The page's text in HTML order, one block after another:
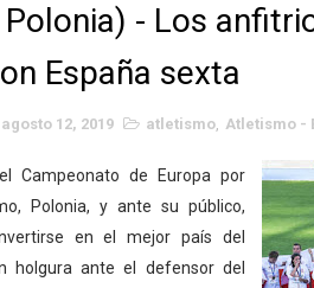
- Myles Borne y Tavion
2026 - Regular season
éxitos por fin para Chelsea
- Los
España sexta
12, 2019 atletismo, Atletismo -
Campeonato de Europa por
Polonia, y ante su público,
en el mejor país del
holgura ante el defensor del